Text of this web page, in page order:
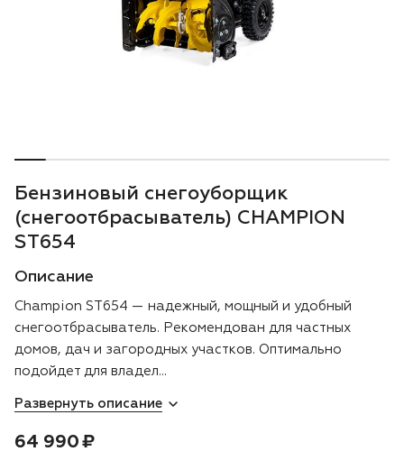
Генераторы
Скарификаторы
Подметальные машины
Строительная техника
Двигатели
Бензиновый снегоуборщик
(снегоотбрасыватель) CHAMPION
ST654
Описание
Champion ST654 — надежный, мощный и удобный
снегоотбрасыватель. Рекомендован для частных
домов, дач и загородных участков. Оптимально
подойдет для владел...
Развернуть описание
Цена:
64 990 ₽рублей